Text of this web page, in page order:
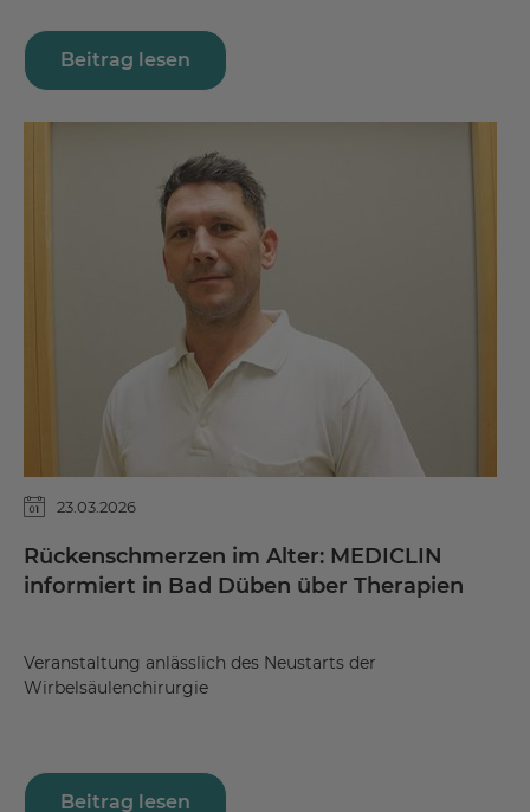
Beitrag lesen
23.03.2026
Rückenschmerzen im Alter: MEDICLIN
informiert in Bad Düben über Therapien
Veranstaltung anlässlich des Neustarts der
Wirbelsäulenchirurgie
Beitrag lesen